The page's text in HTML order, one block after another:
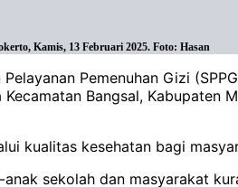
Kamis, 13 Februari 2025. Foto: Hasan
Pemenuhan Gizi
Bangsal, Kabupaten
kualitas kesehatan bagi
sekolah dan masyarakat